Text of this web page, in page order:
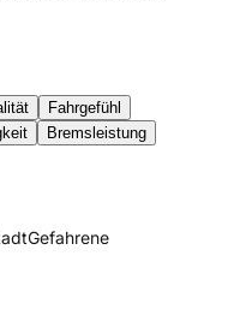
Fahrgefühl
Bremsleistung
Gefahrene